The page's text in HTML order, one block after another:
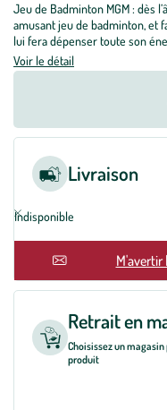
Jeu de Badminton MGM : dès
amusant jeu de badminton, et
lui fera dépenser toute son
Voir le détail
Livraison
Indisponible
En rupture M'avertir
Retrait en
Choisissez un
produit